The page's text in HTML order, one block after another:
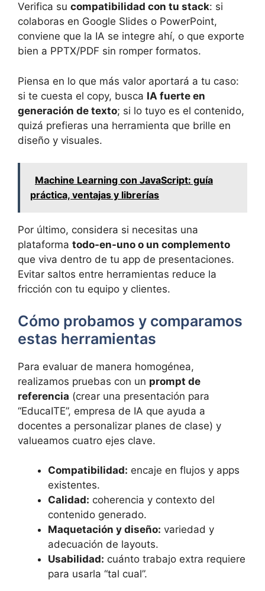
Verifica su compatibilidad con tu stack: si
colaboras en Google Slides o PowerPoint,
conviene que la IA se integre ahí, o que exporte
bien a PPTX/PDF sin romper formatos.
Piensa en lo que más valor aportará a tu caso:
si te cuesta el copy, busca IA fuerte en
generación de texto; si lo tuyo es el contenido,
quizá prefieras una herramienta que brille en
diseño y visuales.
Machine Learning con JavaScript: guía
práctica, ventajas y librerías
Por último, considera si necesitas una
plataforma todo-en-uno o un complemento
que viva dentro de tu app de presentaciones.
Evitar saltos entre herramientas reduce la
fricción con tu equipo y clientes.
Cómo probamos y comparamos
estas herramientas
Para evaluar de manera homogénea,
realizamos pruebas con un prompt de
referencia (crear una presentación para
“EducaITE”, empresa de IA que ayuda a
docentes a personalizar planes de clase) y
valueamos cuatro ejes clave.
Compatibilidad: encaje en flujos y apps
existentes.
Calidad: coherencia y contexto del
contenido generado.
Maquetación y diseño: variedad y
adecuación de layouts.
Usabilidad: cuánto trabajo extra requiere
para usarla “tal cual”.